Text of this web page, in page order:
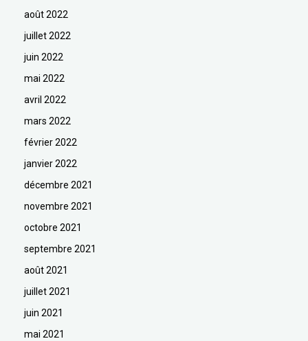
août 2022
juillet 2022
juin 2022
mai 2022
avril 2022
mars 2022
février 2022
janvier 2022
décembre 2021
novembre 2021
octobre 2021
septembre 2021
août 2021
juillet 2021
juin 2021
mai 2021